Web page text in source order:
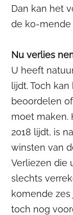
Dan kan het
de ko-mende
Nu verlies
U heeft
lijdt. Toch
beoordelen
moet maken.
2018 lijdt, is
winsten van
Verliezen die
slechts
komende zes
toch nog